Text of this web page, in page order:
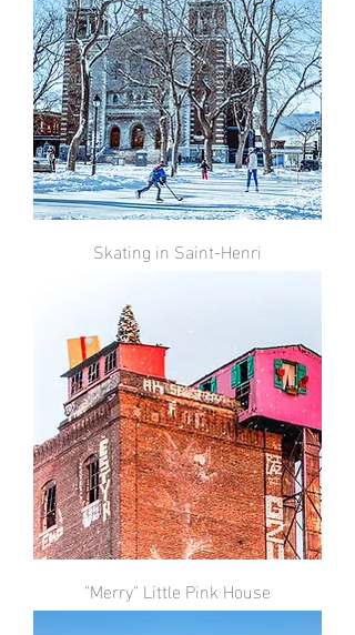
Skating in Saint-Henri
"Merry" Little Pink House